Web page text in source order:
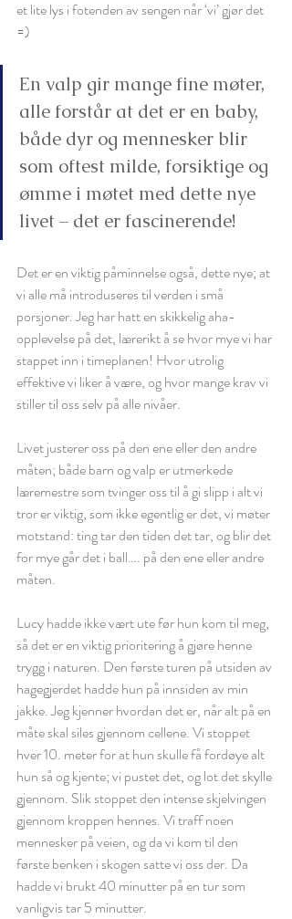
et lite lys i fotenden av sengen når ‘vi’ gjør det
=)
En valp gir mange fine møter,
alle forstår at det er en baby,
både dyr og mennesker blir
som oftest milde, forsiktige og
ømme i møtet med dette nye
livet – det er fascinerende!
Det er en viktig påminnelse også, dette nye; at
vi alle må introduseres til verden i små
porsjoner. Jeg har hatt en skikkelig aha-
opplevelse på det, lærerikt å se hvor mye vi har
stappet inn i timeplanen! Hvor utrolig
effektive vi liker å være, og hvor mange krav vi
stiller til oss selv på alle nivåer.
Livet justerer oss på den ene eller den andre
måten; både barn og valp er utmerkede
læremestre som tvinger oss til å gi slipp i alt vi
tror er viktig, som ikke egentlig er det, vi møter
motstand: ting tar den tiden det tar, og blir det
for mye går det i ball…. på den ene eller andre
måten.
Lucy hadde ikke vært ute før hun kom til meg,
så det er en viktig prioritering å gjøre henne
trygg i naturen. Den første turen på utsiden av
hagegjerdet hadde hun på innsiden av min
jakke. Jeg kjenner hvordan det er, når alt på en
måte skal siles gjennom cellene. Vi stoppet
hver 10. meter for at hun skulle få fordøye alt
hun så og kjente; vi pustet det, og lot det skylle
gjennom. Slik stoppet den intense skjelvingen
gjennom kroppen hennes. Vi traff noen
mennesker på veien, og da vi kom til den
første benken i skogen satte vi oss der. Da
hadde vi brukt 40 minutter på en tur som
vanligvis tar 5 minutter.